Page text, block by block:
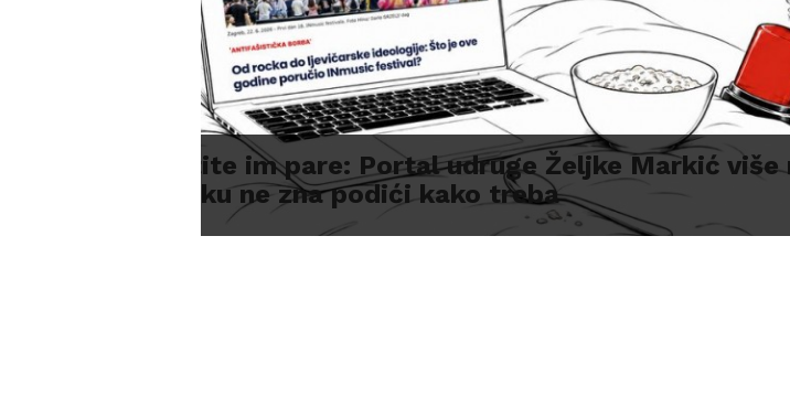
Zagreb protiv diskriminacije: Dugine obitelji
pokrenule kampanju 'Zagreb koji se voli'